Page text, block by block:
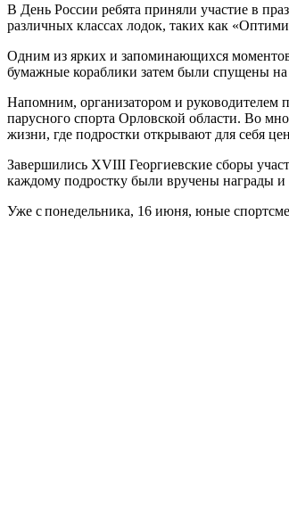
В День России ребята приняли участие в
различных классах лодок, таких как
Одним из ярких и запоминающихся
бумажные кораблики затем были спущены
Напомним, организатором и руководителем
парусного спорта Орловской области. Во
жизни, где подростки открывают для себя
Завершились XVIII Георгиевские сборы
каждому подростку были вручены награды
Уже с понедельника, 16 июня, юные